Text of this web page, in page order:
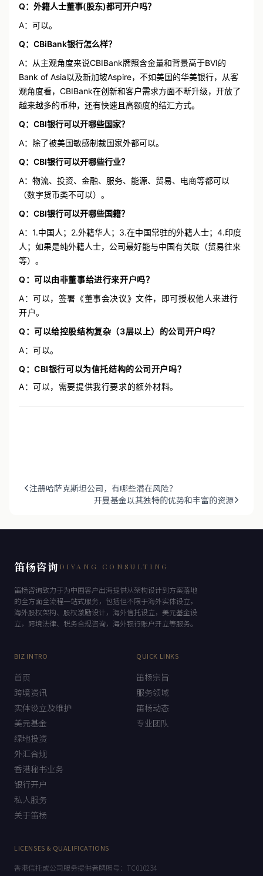
Q：外籍人士董事(股东)都可开户吗？
A：可以。
Q：CBiBank银行怎么样？
A：从主观角度来说CBIBank牌照含金量和背景高于BVI的
Bank of Asia以及新加坡Aspire，不如美国的华美银行，从客
观角度看，CBIBank在创新和客户需求方面不断升级，开放了
越来越多的币种，还有快速且高额度的结汇方式。
Q：CBI银行可以开哪些国家？
A：除了被美国敏感制裁国家外都可以。
Q：CBI银行可以开哪些行业？
A：物流、投资、金融、服务、能源、贸易、电商等都可以
（数字货币类不可以）。
Q：CBI银行可以开哪些国籍？
A：1.中国人；2.外籍华人；3.在中国常驻的外籍人士；4.印度
人；如果是纯外籍人士，公司最好能与中国有关联（贸易往来
等）。
Q：可以由非董事给进行来开户吗？
A：可以，签署《董事会决议》文件，即可授权他人来进行
开户。
Q：可以给控股结构复杂（3层以上）的公司开户吗？
A：可以。
Q：CBI银行可以为信托结构的公司开户吗？
A：可以，需要提供我行要求的额外材料。
注册哈萨克斯坦公司，有哪些潜在风险？
开曼基金以其独特的优势和丰富的资源
笛杨咨询 DIYANG CONSULTING
笛杨咨询致力于为中国客户出海提供从架构设计到方案落地
的全方面全流程一站式服务，包括但不限于海外实体设立，
海外股权架构、股权激励设计，海外信托设立，美元基金设
立，跨境法律、税务合规咨询，海外银行账户开立等服务。
BIZ INTRO
首页
跨境资讯
实体设立及维护
美元基金
绿地投资
外汇合规
香港秘书业务
银行开户
私人服务
关于笛杨
QUICK LINKS
笛杨宗旨
服务领域
笛杨动态
专业团队
LICENSES & QUALIFICATIONS
香港信托或公司服务提供者牌照号：TC010234